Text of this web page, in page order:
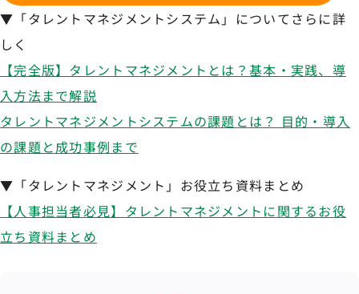
▼「タレントマネジメントシステム」についてさらに詳
しく
【完全版】タレントマネジメントとは？基本・実践、導
入方法まで解説
タレントマネジメントシステムの課題とは？ 目的・導入
の課題と成功事例まで
▼「タレントマネジメント」お役立ち資料まとめ
【人事担当者必見】タレントマネジメントに関するお役
立ち資料まとめ